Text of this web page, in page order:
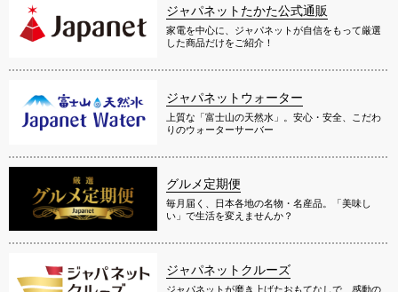
ジャパネットたかた公式通販
家電を中心に、ジャパネットが自信をもって厳選
した商品だけをご紹介！
ジャパネットウォーター
上質な「富士山の天然水」。安心・安全、こだわ
りのウォーターサーバー
グルメ定期便
毎月届く、日本各地の名物・名産品。「美味し
い」で生活を変えませんか？
ジャパネットクルーズ